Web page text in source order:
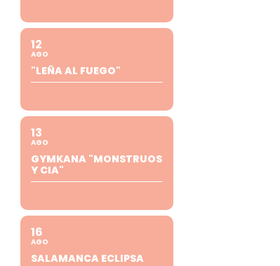
12
AGO
"LEÑA AL FUEGO"
13
AGO
GYMKANA "MONSTRUOS
Y CIA"
16
AGO
SALAMANCA ECLIPSA